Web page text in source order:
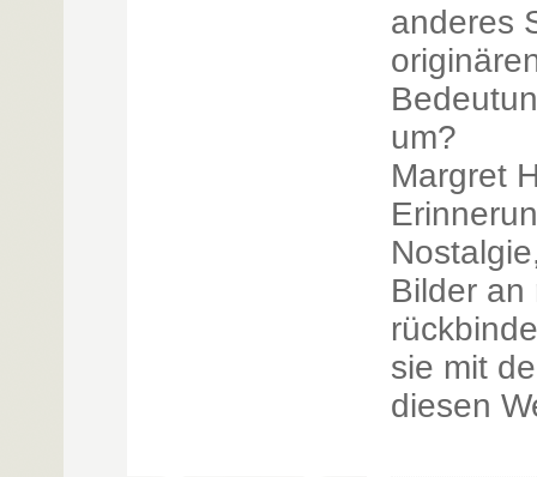
anderes
um?
Margret
Bilder an
sie mit
diesen